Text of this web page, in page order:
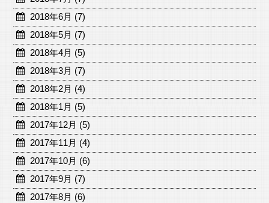
2018年6月 (7)
2018年5月 (7)
2018年4月 (5)
2018年3月 (7)
2018年2月 (4)
2018年1月 (5)
2017年12月 (5)
2017年11月 (4)
2017年10月 (6)
2017年9月 (7)
2017年8月 (6)